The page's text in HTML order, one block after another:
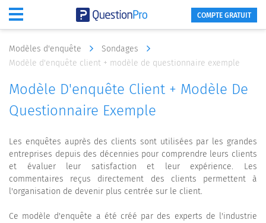
COMPTE GRATUIT
Modèles d'enquête
Sondages
Modèle d'enquête client + modèle de questionnaire exemple
Modèle D'enquête Client + Modèle De
Questionnaire Exemple
Les enquêtes auprès des clients sont utilisées par les grandes
entreprises depuis des décennies pour comprendre leurs clients
et évaluer leur satisfaction et leur expérience. Les
commentaires reçus directement des clients permettent à
l'organisation de devenir plus centrée sur le client.
Ce modèle d'enquête a été créé par des experts de l'industrie